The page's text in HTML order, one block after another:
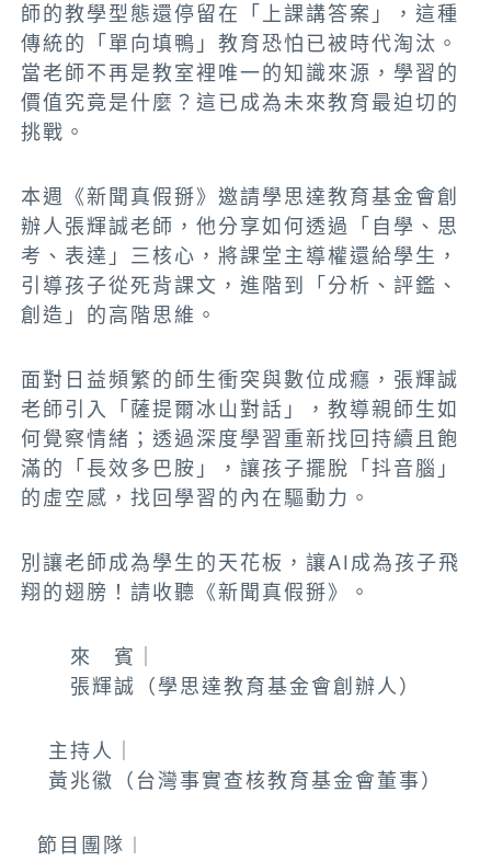
師的教學型態還停留在「上課講答案」，這種
傳統的「單向填鴨」教育恐怕已被時代淘汰。
當老師不再是教室裡唯一的知識來源，學習的
價值究竟是什麼？這已成為未來教育最迫切的
挑戰。
本週《新聞真假掰》邀請學思達教育基金會創
辦人張輝誠老師，他分享如何透過「自學、思
考、表達」三核心，將課堂主導權還給學生，
引導孩子從死背課文，進階到「分析、評鑑、
創造」的高階思維。
面對日益頻繁的師生衝突與數位成癮，張輝誠
老師引入「薩提爾冰山對話」，教導親師生如
何覺察情緒；透過深度學習重新找回持續且飽
滿的「長效多巴胺」，讓孩子擺脫「抖音腦」
的虛空感，找回學習的內在驅動力。
別讓老師成為學生的天花板，讓AI成為孩子飛
翔的翅膀！請收聽《新聞真假掰》。
來 賓｜
張輝誠（學思達教育基金會創辦人）
主持人｜
黃兆徽（台灣事實查核教育基金會董事）
節目團隊︱